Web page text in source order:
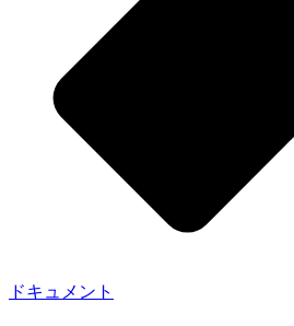
ドキュメント